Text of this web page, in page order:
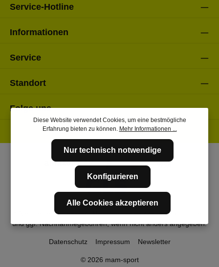
Service-Hotline
Informationen
Service
Standort
Folge uns
* Alle Preise inkl. gesetzl. Mehrwertsteuer zzgl.Versandkosten
und ggf. Nachnahmegebühren, wenn nicht anders angegeben.
© 2026 mam-sport
Datenschutz Impressum Newsletter
Diese Website verwendet Cookies, um eine bestmögliche
Erfahrung bieten zu können. Mehr Informationen ...
Nur technisch notwendige
Konfigurieren
Alle Cookies akzeptieren